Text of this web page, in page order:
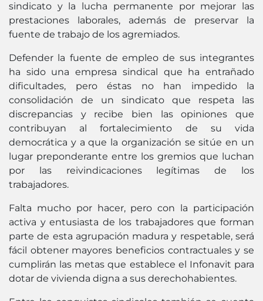
sindicato y la lucha permanente por mejorar las
prestaciones laborales, además de preservar la
fuente de trabajo de los agremiados.
Defender la fuente de empleo de sus integrantes
ha sido una empresa sindical que ha entrañado
dificultades, pero éstas no han impedido la
consolidación de un sindicato que respeta las
discrepancias y recibe bien las opiniones que
contribuyan al fortalecimiento de su vida
democrática y a que la organización se sitúe en un
lugar preponderante entre los gremios que luchan
por las reivindicaciones legítimas de los
trabajadores.
Falta mucho por hacer, pero con la participación
activa y entusiasta de los trabajadores que forman
parte de esta agrupación madura y respetable, será
fácil obtener mayores beneficios contractuales y se
cumplirán las metas que establece el Infonavit para
dotar de vivienda digna a sus derechohabientes.